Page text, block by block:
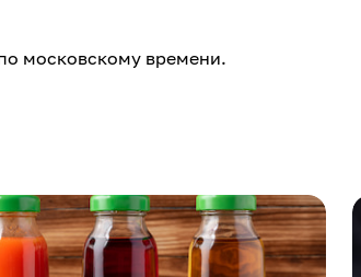
московскому времени.